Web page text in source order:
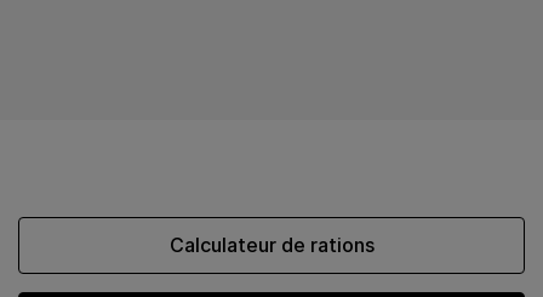
Calculateur de rations